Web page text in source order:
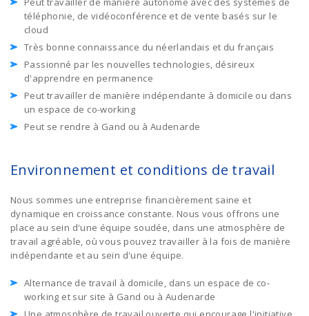
téléphonie, de vidéoconférence et de vente basés sur le
cloud
Très bonne connaissance du néerlandais et du français
Passionné par les nouvelles technologies, désireux
d'apprendre en permanence
Peut travailler de manière indépendante à domicile ou dans
un espace de co-working
Peut se rendre à Gand ou à Audenarde
Environnement et conditions de travail
Nous sommes une entreprise financièrement saine et
dynamique en croissance constante. Nous vous offrons une
place au sein d'une équipe soudée, dans une atmosphère de
travail agréable, où vous pouvez travailler à la fois de manière
indépendante et au sein d'une équipe.
Alternance de travail à domicile, dans un espace de co-
working et sur site à Gand ou à Audenarde